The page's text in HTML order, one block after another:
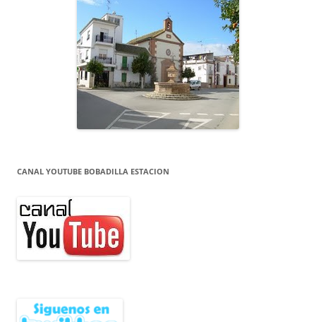
CANAL YOUTUBE BOBADILLA ESTACION